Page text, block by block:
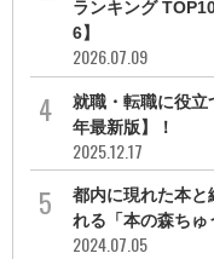
ランキング
6】
2026.07.09
就職・転職に役
年最新版】！
2025.12.17
都内に現れた本と
れる「本の森ちゅ
2024.07.05